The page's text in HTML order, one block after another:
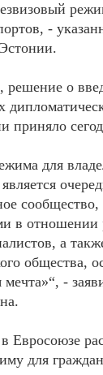
-
решение о
приняло
для
в
а
общества,
мечта»“, -
Евросоюзе
для